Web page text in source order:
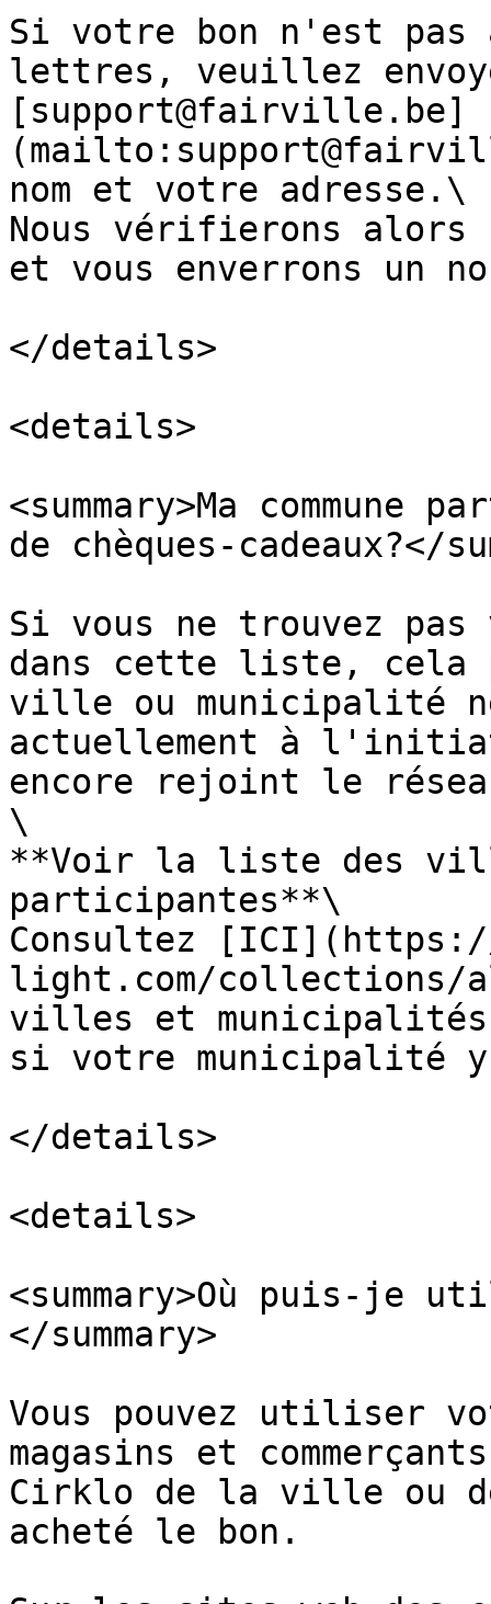
Si votre bon n'est
lettres, veuillez
[support@fairville.be]
nom et votre adresse.\
Nous vérifierons alors
et vous enverrons un
</details>
<details>
<summary>Ma
de chèques-cadeaux?</
Si vous ne trouvez
dans cette liste, cela
ville ou municipalité
actuellement à
encore rejoint le
\
**Voir la liste des
participantes**\
Consultez
light.com/
villes et
si votre municipalité
</details>
<details>
<summary>Où puis-je
</summary>
Vous pouvez utiliser
magasins et
Cirklo de la ville ou de
acheté le bon.